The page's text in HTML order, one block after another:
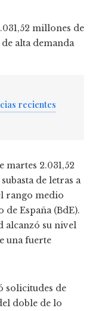
recientes
martes 2.031,52
de letras a
rango medio
de España (BdE).
alcanzó su nivel
una fuerte
solicitudes de
doble de lo